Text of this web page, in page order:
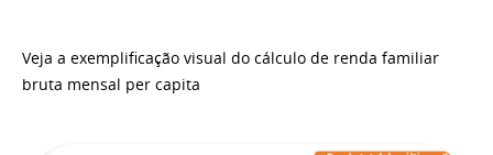
Veja a exemplificação visual do cálculo de renda familiar
bruta mensal per capita